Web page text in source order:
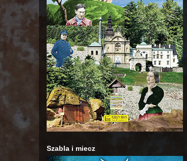
Szabla i miecz